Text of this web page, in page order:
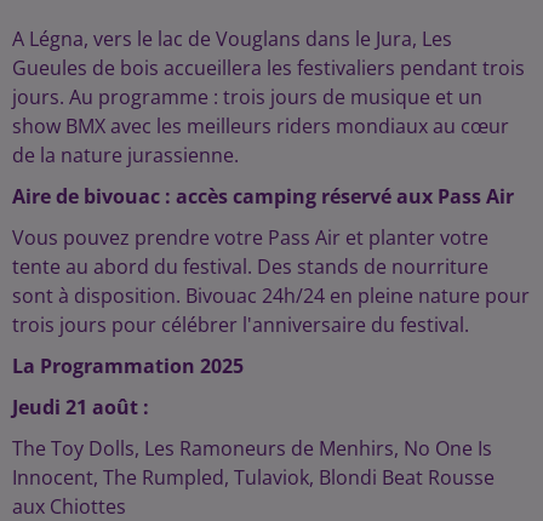
A Légna, vers le lac de Vouglans dans le Jura, Les
Gueules de bois accueillera les festivaliers pendant trois
jours. Au programme : trois jours de musique et un
show BMX avec les meilleurs riders mondiaux au cœur
de la nature jurassienne.
Aire de bivouac : accès camping réservé aux Pass Air
Vous pouvez prendre votre Pass Air et planter votre
tente au abord du festival. Des stands de nourriture
sont à disposition. Bivouac 24h/24 en pleine nature pour
trois jours pour célébrer l'anniversaire du festival.
La Programmation 2025
Jeudi 21 août :
The Toy Dolls, Les Ramoneurs de Menhirs, No One Is
Innocent, The Rumpled, Tulaviok, Blondi Beat Rousse
aux Chiottes